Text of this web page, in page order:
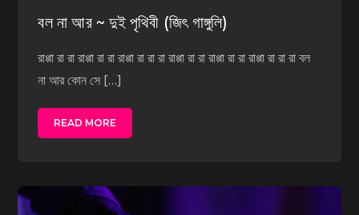
বল না আর ~ দুই পৃথিবী (জিৎ গাঙ্গুলি)
রাপ্পা রা রা রাপ্পা রা রা রাপ্পা রা রা রা রাপ্পা রা রা রাপ্পা রা রা রাপ্পা রা রা রা বল
না আর কোন সে […]
READ MORE